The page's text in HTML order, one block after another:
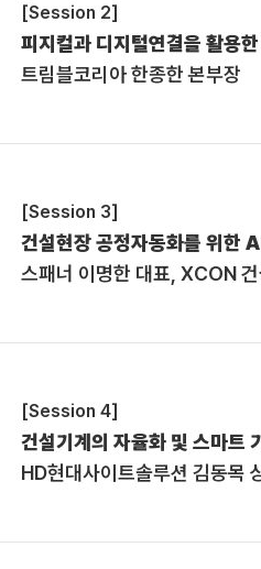
[Session 2]
피지컬과 디지털연결을 활용
트림블코리아 한종한 본부장
[Session 3]
건설현장 공정자동화를 위한
스패너 이명한 대표, XCON
[Session 4]
건설기계의 자율화 및 스마트
HD현대사이트솔루션 김동목